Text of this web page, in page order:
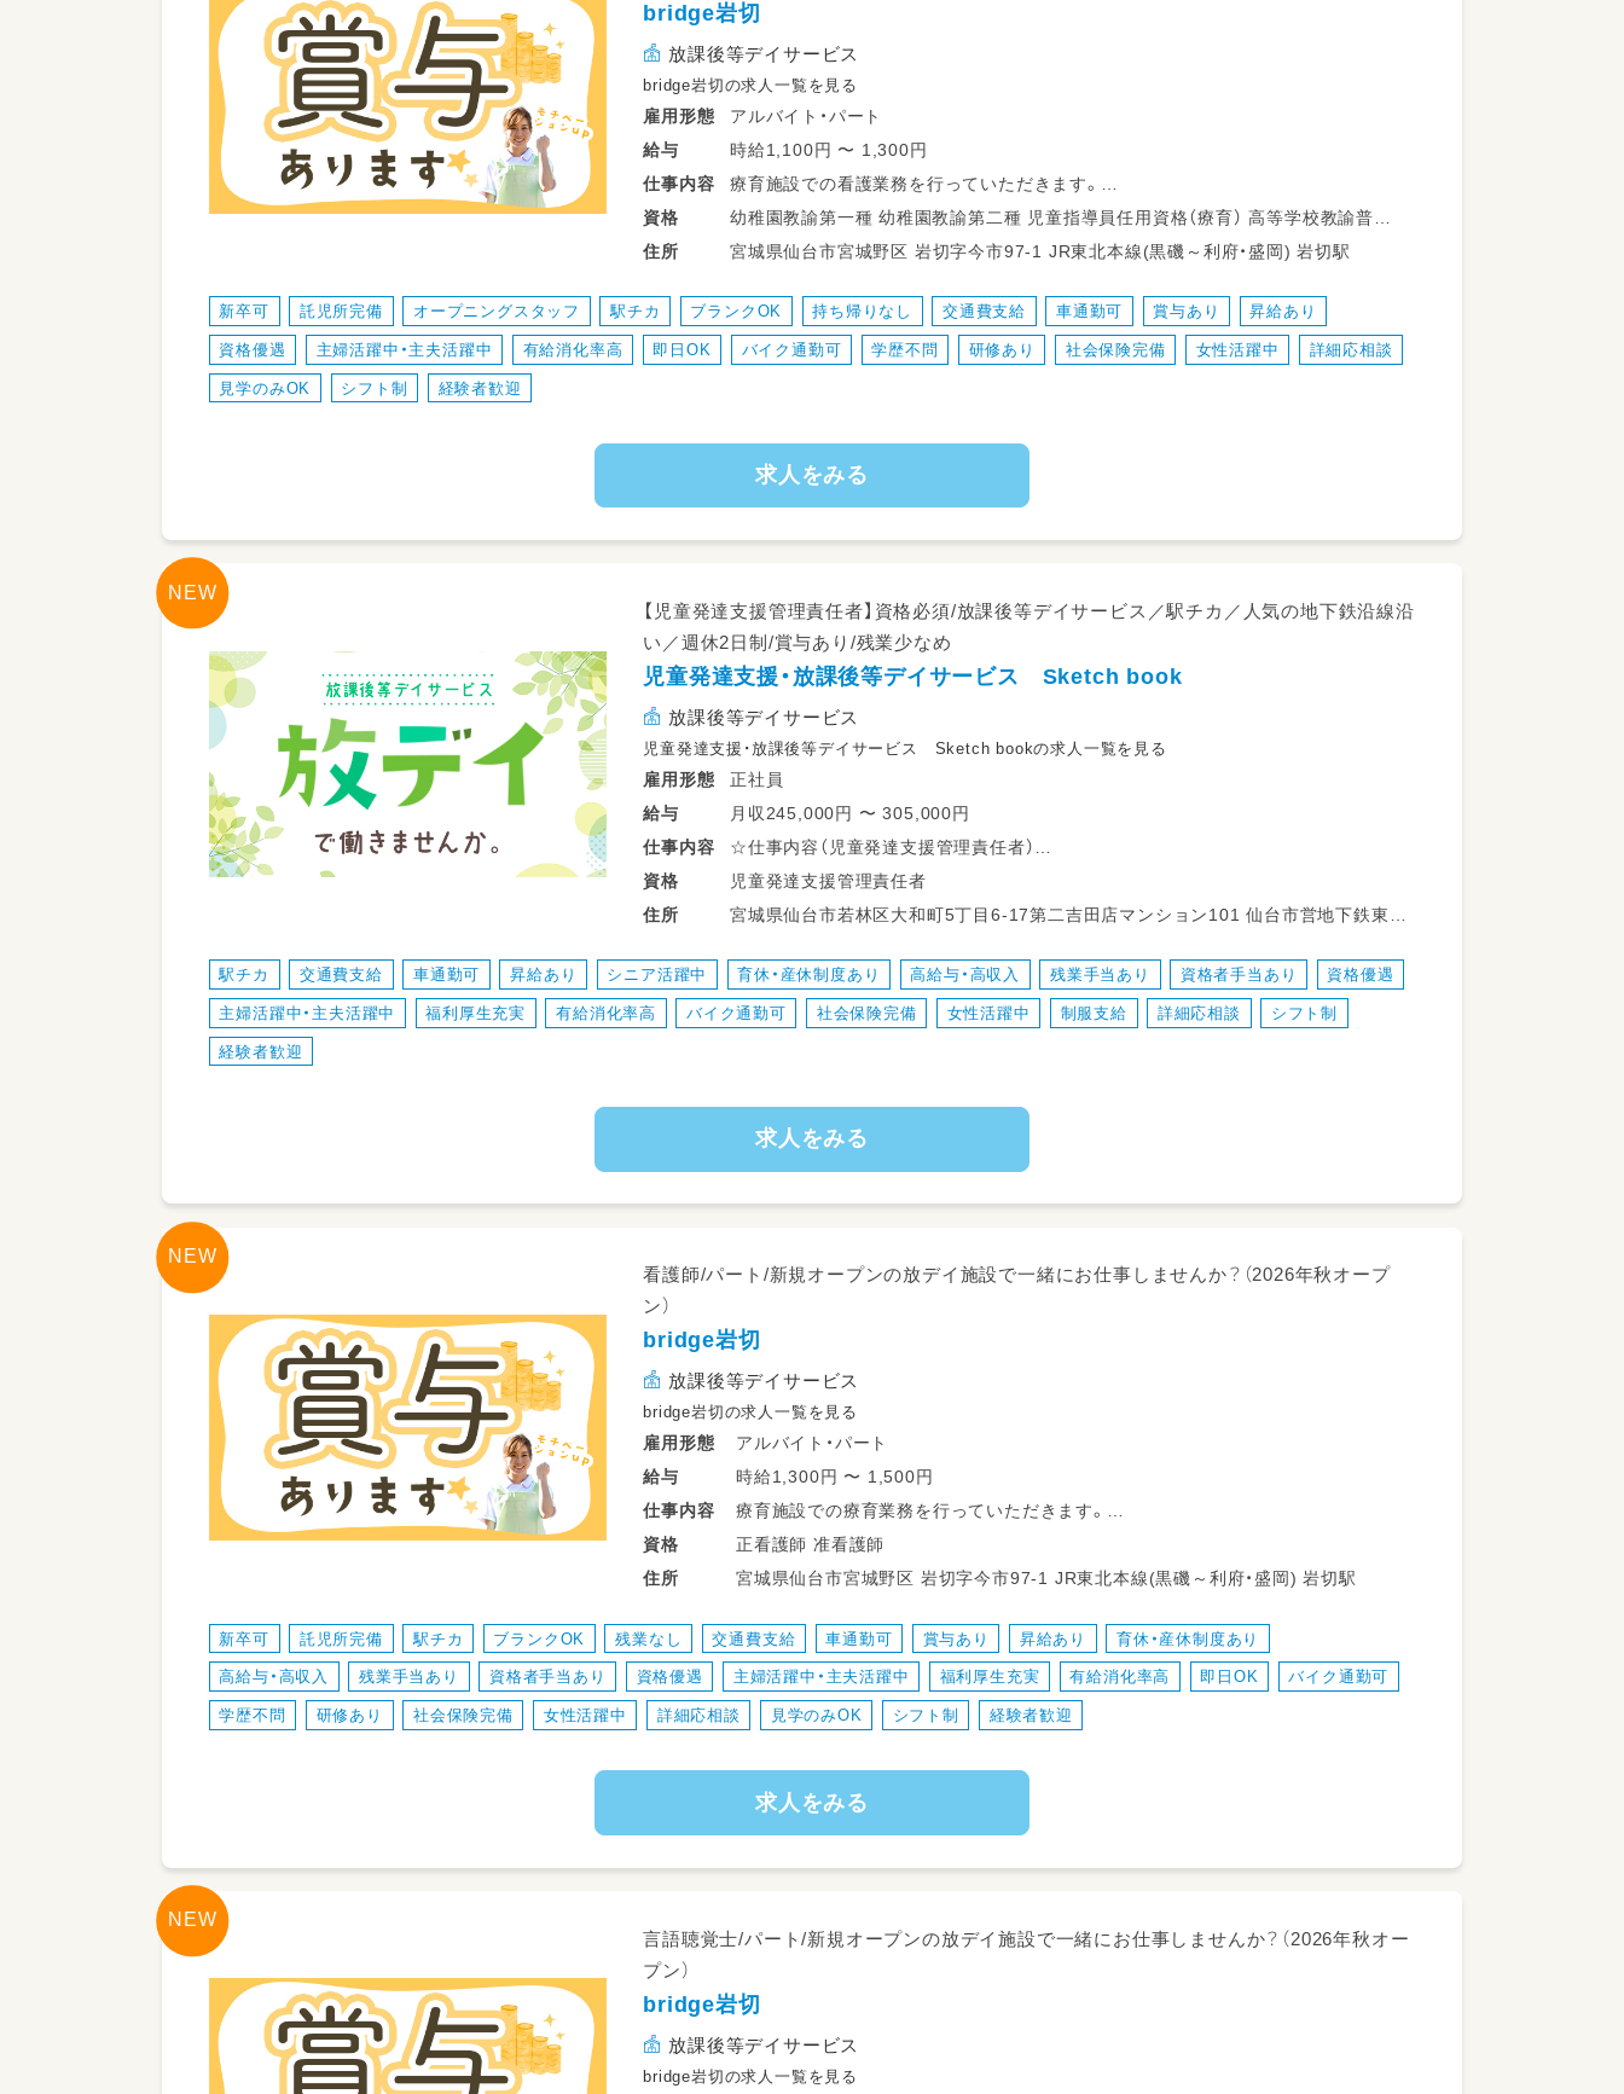
bridge岩切
放課後等デイサービス
bridge岩切の求人一覧を見る
雇用形態
アルバイト・パート
給与
時給1,100円 〜 1,300円
仕事内容
療育施設での看護業務を行っていただきます。
▼1日の業務にメリハリがあるので働きやすい環境です！
◎平日の放課後利用
14：00～申し送り・受入準備
14：30～送迎出発で各学校お迎え
18：15～片づけ、終礼、記録などの業務
12：00～昼食
13：00～日中活動
16：00～ご自宅まで送迎
17：15～片づけ、終礼、記録などの業務
資格
幼稚園教諭第一種 幼稚園教諭第二種 児童指導員任用資格（療育） 高等学校教諭普通
免許 中学校教諭普通免許 小学校教諭普通免許
住所 宮城県仙台市宮城野区 岩切字今市97-1 JR東北本線(黒磯～利府・盛岡) 岩切駅
新卒可 託児所完備 オープニングスタッフ 駅チカ ブランクOK 持ち帰りなし 交通費支給 車通勤可 賞与あり 昇給あり
資格優遇 主婦活躍中・主夫活躍中 有給消化率高 即日OK バイク通勤可 学歴不問 研修あり 社会保険完備 女性活躍中 詳細応相談
見学のみOK シフト制 経験者歓迎
求人をみる
【児童発達支援管理責任者】資格必須/放課後等デイサービス／駅チカ／人気の地下鉄沿線沿
い／週休2日制/賞与あり/残業少なめ
児童発達支援・放課後等デイサービス Sketch book
放課後等デイサービス
児童発達支援・放課後等デイサービス Sketch bookの求人一覧を見る
雇用形態
正社員
給与
月収245,000円 〜 305,000円
仕事内容
☆仕事内容（児童発達支援管理責任者）
お子さま一人ひとりに合わせた個別支援計画を作成し、安心して成長できる環境づく
りを行っていただきます。
具体的には…
個別支援計画の作成・モニタリング
保護者様との面談・相談支援
療育プログラムの企画・運営サポート
お子さまへの療育支援
学校・ご自宅への送迎業務（必要に応じて）
スタッフ同士で相談しやすく、チームワークを大切にしています！
管理業務だけでなく、お子さまの成長を身近で感じられるやりがいのあるお仕事です
☆彡
資格
児童発達支援管理責任者
住所
宮城県仙台市若林区大和町5丁目6-17第二吉田店マンション101 仙台市営地下鉄東西
駅チカ 交通費支給 車通勤可 昇給あり シニア活躍中 育休・産休制度あり 高給与・高収入 残業手当あり 資格者手当あり 資格優遇
主婦活躍中・主夫活躍中 福利厚生充実 有給消化率高 バイク通勤可 社会保険完備 女性活躍中 制服支給 詳細応相談 シフト制
経験者歓迎
求人をみる
看護師/パート/新規オープンの放デイ施設で一緒にお仕事しませんか？（2026年秋オープ
ン）
bridge岩切
放課後等デイサービス
bridge岩切の求人一覧を見る
雇用形態
アルバイト・パート
給与
時給1,300円 〜 1,500円
仕事内容
療育施設での療育業務を行っていただきます。
▼1日の業務にメリハリがあるので働きやすい環境です！
◎平日の放課後利用
14：00～申し送り・受入準備
14：30～送迎出発で各学校お迎え
15：30～支援時間
18：15～片づけ、終礼、記録などの業務
12：00～昼食
16：00～ご自宅まで送迎
17：15～片づけ、終礼、記録などの業務
資格
正看護師 准看護師
住所
宮城県仙台市宮城野区 岩切字今市97-1 JR東北本線(黒磯～利府・盛岡) 岩切駅
新卒可 託児所完備 駅チカ ブランクOK 残業なし 交通費支給 車通勤可 賞与あり 昇給あり 育休・産休制度あり
高給与・高収入 残業手当あり 資格者手当あり 資格優遇 主婦活躍中・主夫活躍中 福利厚生充実 有給消化率高 即日OK バイク通勤可
学歴不問 研修あり 社会保険完備 女性活躍中 詳細応相談 見学のみOK シフト制 経験者歓迎
求人をみる
言語聴覚士/パート/新規オープンの放デイ施設で一緒にお仕事しませんか？（2026年秋オー
プン）
bridge岩切
放課後等デイサービス
bridge岩切の求人一覧を見る